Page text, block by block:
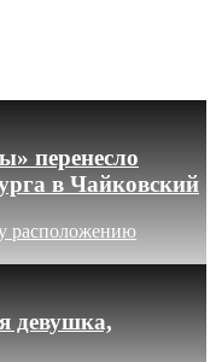
перенесло
в Чайковский
расположению
девушка,